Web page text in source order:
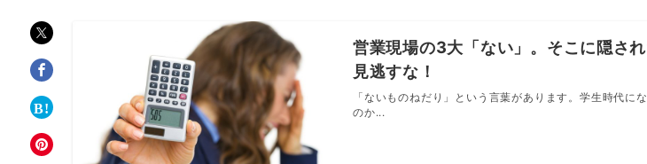
営業現場の3大「ない」。そこに隠さ
見逃すな！
「ないものねだり」という言葉があります。学生時代に
のか...